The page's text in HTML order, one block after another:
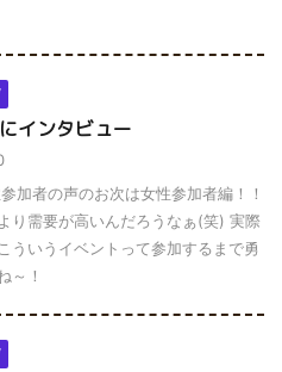
インタビュー
加者の声のお次は女性参加者編！！
り需要が高いんだろうなぁ(笑) 実際
ういうイベントって参加するまで勇
～！